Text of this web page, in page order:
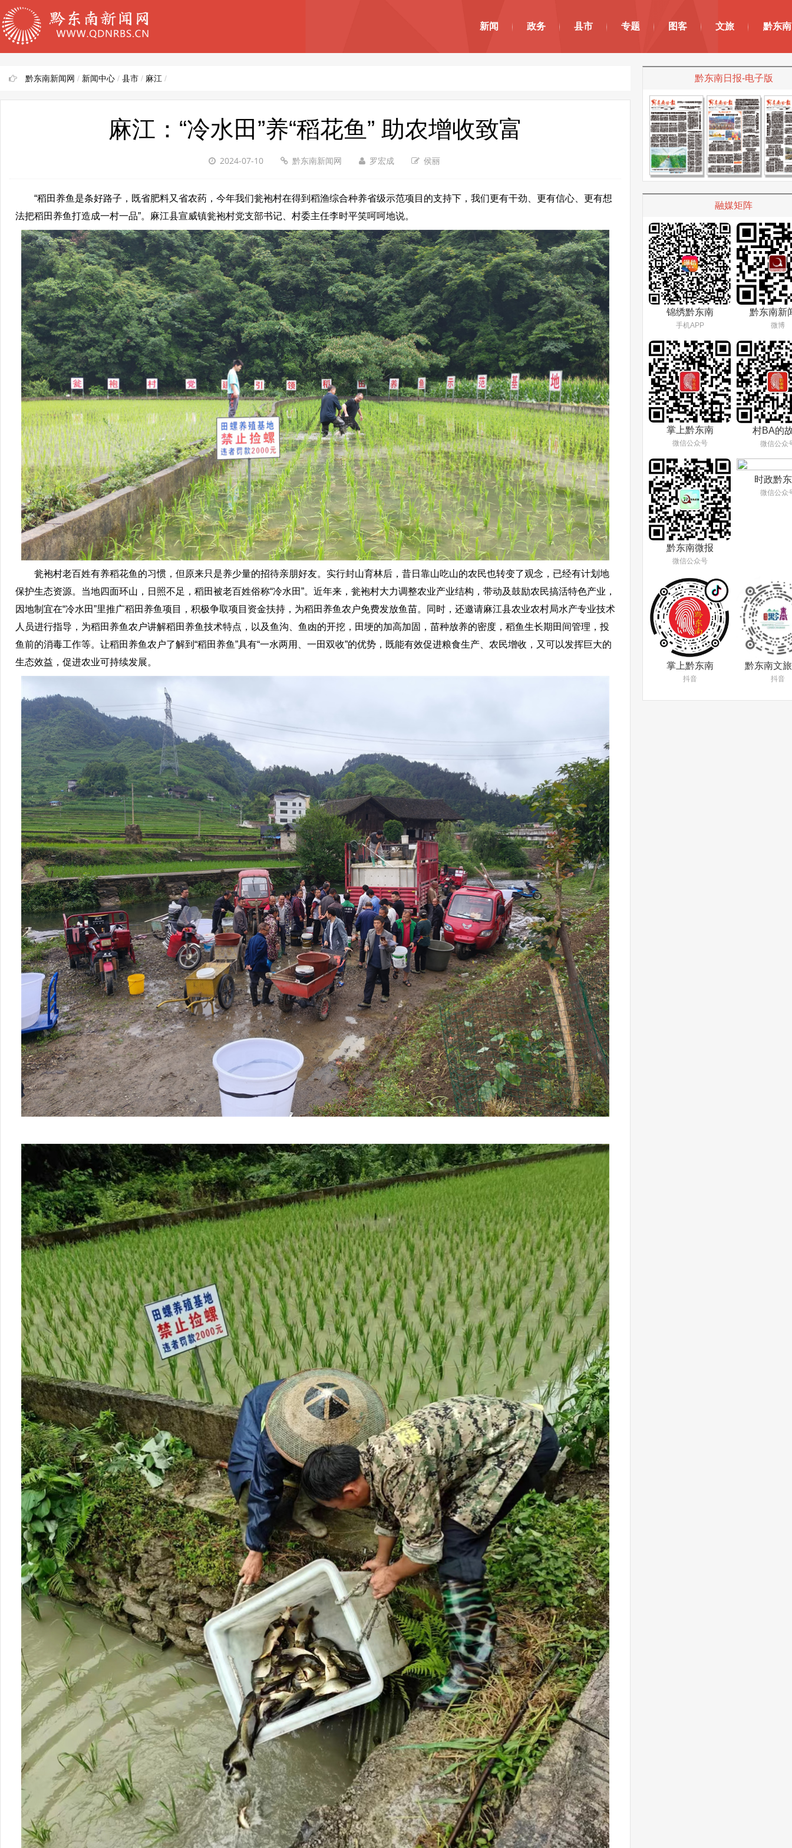
新闻 政务 县市 专题 图客 文旅 黔东
黔东南新闻网 / 新闻中心 / 县市 / 麻江 /
麻江：“冷水田”养“稻花鱼” 助农增收致富
2024-07-10 黔东南新闻网 罗宏成 侯丽
“稻田养鱼是条好路子，既省肥料又省农药，今年我们瓮袍村在得到稻渔综合种养省级示范项目的支持下，我们更有干劲、更有信心、更有想
法把稻田养鱼打造成一村一品”。麻江县宣威镇瓮袍村党支部书记、村委主任李时平笑呵呵地说。
瓮袍村老百姓有养稻花鱼的习惯，但原来只是养少量的招待亲朋好友。实行封山育林后，昔日靠山吃山的农民也转变了观念，已经有计划地
保护生态资源。当地四面环山，日照不足，稻田被老百姓俗称“冷水田”。近年来，瓮袍村大力调整农业产业结构，带动及鼓励农民搞活特色产业，
因地制宜在“冷水田”里推广稻田养鱼项目，积极争取项目资金扶持，为稻田养鱼农户免费发放鱼苗。同时，还邀请麻江县农业农村局水产专业技术
人员进行指导，为稻田养鱼农户讲解稻田养鱼技术特点，以及鱼沟、鱼凼的开挖，田埂的加高加固，苗种放养的密度，稻鱼生长期田间管理，投
鱼前的消毒工作等。让稻田养鱼农户了解到“稻田养鱼”具有“一水两用、一田双收”的优势，既能有效促进粮食生产、农民增收，又可以发挥巨大的
生态效益，促进农业可持续发展。
黔东南日报-电子版
融媒矩阵
锦绣黔东南
手机APP
黔东南新
微博
掌上黔东南
微信公众号
村BA的
微信公众
黔东南微报
微信公众号
时政黔
微信公众
掌上黔东南
抖音
黔东南文
抖音